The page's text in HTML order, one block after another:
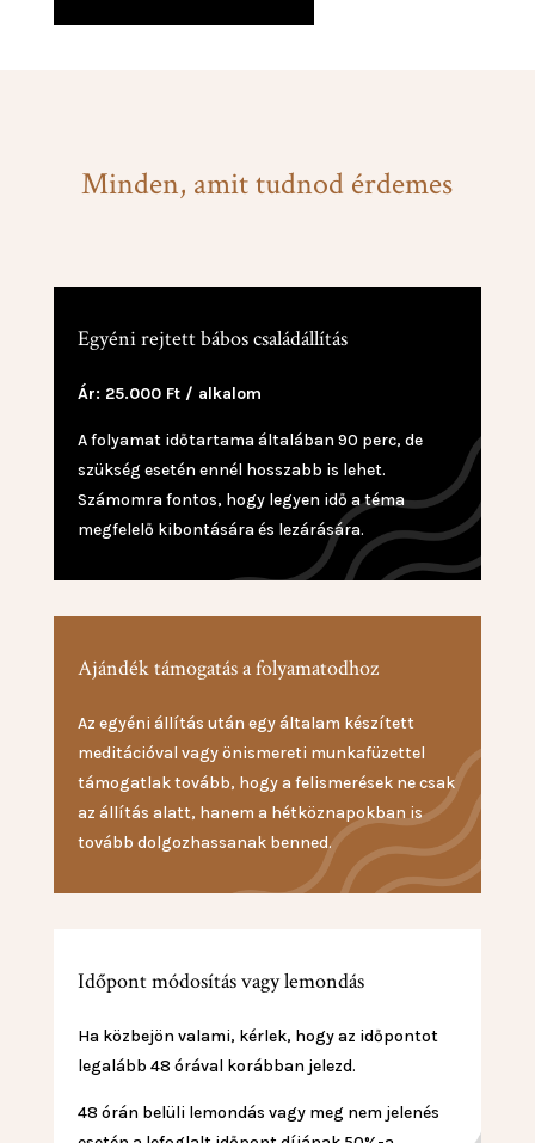
Minden, amit tudnod érdemes
Egyéni rejtett bábos családállítás
Ár: 25.000 Ft / alkalom
A folyamat időtartama általában 90 perc, de
szükség esetén ennél hosszabb is lehet.
Számomra fontos, hogy legyen idő a téma
megfelelő kibontására és lezárására.
Ajándék támogatás a folyamatodhoz
Az egyéni állítás után egy általam készített
meditációval vagy önismereti munkafüzettel
támogatlak tovább, hogy a felismerések ne csak
az állítás alatt, hanem a hétköznapokban is
tovább dolgozhassanak benned.
Időpont módosítás vagy lemondás
Ha közbejön valami, kérlek, hogy az időpontot
legalább 48 órával korábban jelezd.
48 órán belüli lemondás vagy meg nem jelenés